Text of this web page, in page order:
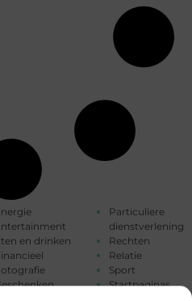
en drinken
Particuliere
dienstverlening
Rechten
Relatie
Sport
Startpaginas